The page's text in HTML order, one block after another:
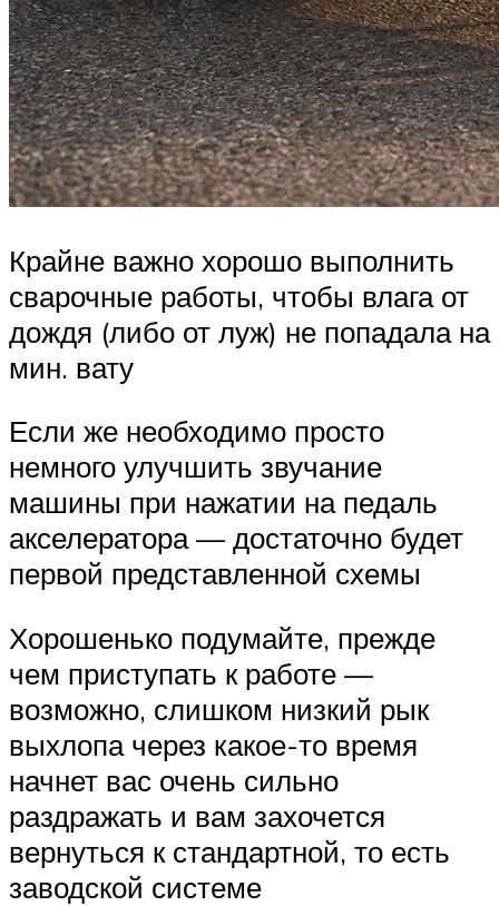
Крайне важно хорошо выполнить
сварочные работы, чтобы влага от
дождя (либо от луж) не попадала на
мин. вату
Если же необходимо просто
немного улучшить звучание
машины при нажатии на педаль
акселератора — достаточно будет
первой представленной схемы
Хорошенько подумайте, прежде
чем приступать к работе —
возможно, слишком низкий рык
выхлопа через какое-то время
начнет вас очень сильно
раздражать и вам захочется
вернуться к стандартной, то есть
заводской системе